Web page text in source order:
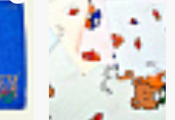
так как он снижает
для стирки — 40°C. В
(например, для полотенец)
температуры до 60°C, но
при высокой температуре не
воздействия прямых
чтобы цвет не выгорал.
— сушка на воздухе, но